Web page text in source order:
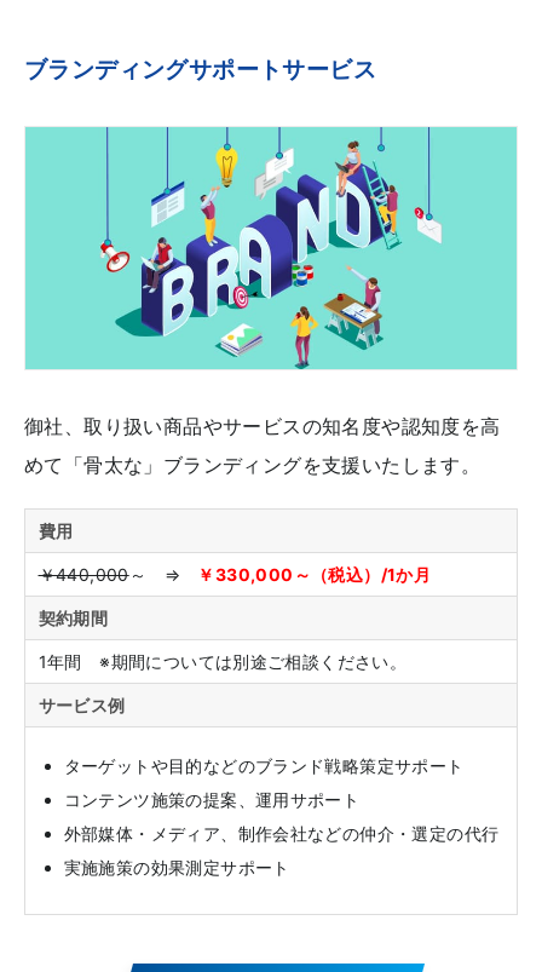
ブランディングサポートサービス
御社、取り扱い商品やサービスの知名度や認知度を高
めて「骨太な」ブランディングを支援いたします。
費用
￥440,000～ ⇒ ￥330,000～（税込）/1か月
契約期間
1年間 ※期間については別途ご相談ください。
サービス例
ターゲットや目的などのブランド戦略策定サポート
コンテンツ施策の提案、運用サポート
外部媒体・メディア、制作会社などの仲介・選定の代行
実施施策の効果測定サポート